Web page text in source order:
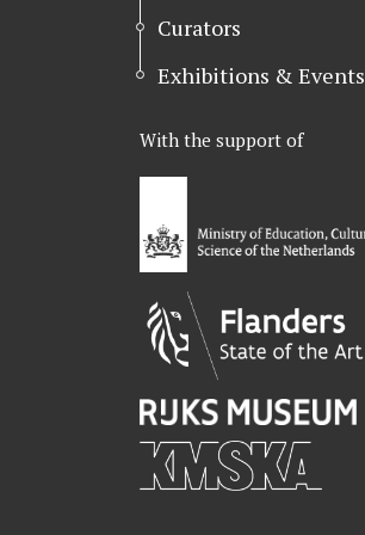
Curators
Exhibitions & Events
With the support of